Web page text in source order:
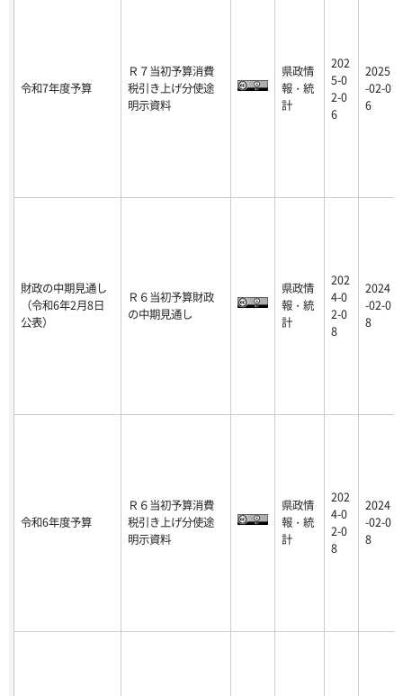
令和7年度予算
Ｒ７当初予算消費
税引き上げ分使途
明示資料
県政情
報・統
計
202
5-0
2-0
6
2025
-02-0
6
財政の中期見通し
（令和6年2月8日
公表）
Ｒ６当初予算財政
の中期見通し
県政情
報・統
計
202
4-0
2-0
8
2024
-02-0
8
令和6年度予算
Ｒ６当初予算消費
税引き上げ分使途
明示資料
県政情
報・統
計
202
4-0
2-0
8
2024
-02-0
8